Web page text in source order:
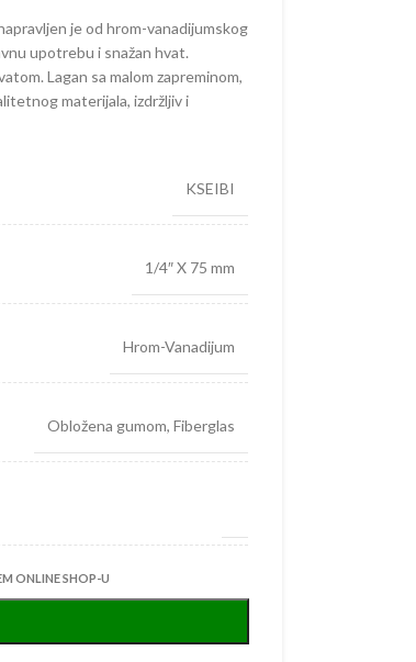
je od hrom-vanadijumskog
upotrebu i snažan hvat.
Lagan sa malom zapreminom,
materijala, izdržljiv i
KSEIBI
1/4″ X 75 mm
Hrom-Vanadijum
Obložena gumom, Fiberglas
ONLINE SHOP-U